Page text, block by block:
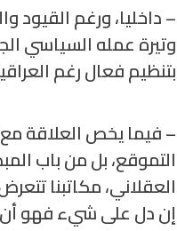
– داخليا، ورغم
وتيرة عمله السياسي
بتنظيم فعال رغم
– فيما يخص العلاقة
التموقع، بل من باب
العقلاني، مكاتبنا
إن دل على شيء فهو